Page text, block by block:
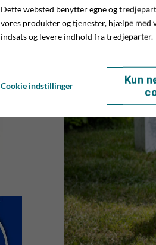
Dette websted benytter egne og
vores produkter og tjenester, hjælpe med
indsats og levere indhold fra tredjeparter.
Cookie indstillinger
Kun